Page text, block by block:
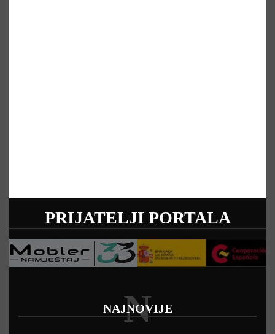
PRIJATELJI PORTALA
NAJNOVIJE
N